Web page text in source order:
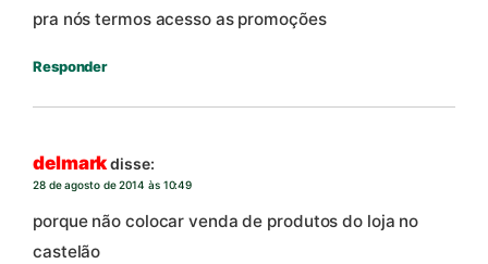
pra nós termos acesso as promoções
Responder
delmarkdisse:
28 de agosto de 2014 às 10:49
porque não colocar venda de produtos do loja no
castelão